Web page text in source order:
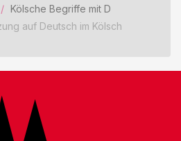
Kölsche Begriffe mit D
auf Deutsch im Kölsch